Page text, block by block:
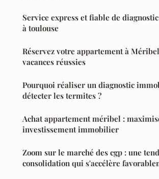
Service express et fiable de
à toulouse
Réservez votre appartement à
vacances réussies
Pourquoi réaliser un diagnostic
détecter les termites ?
Achat appartement méribel :
investissement immobilier
Zoom sur le marché des cgp : une
consolidation qui s'accélère